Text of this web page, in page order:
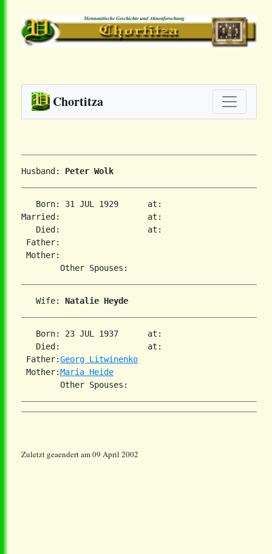
Chortitza
Husband: Peter Wolk
   Born: 31 JUL 1929      at:
Married:                  at:
   Died:                  at:
Father:
Mother:
   Wife:
Natalie Heyde
   Born: 23 JUL 1937      at:
   Died:                  at:
Father:Georg Litwinenko
Mother:Maria Heide
Zuletzt geaendert am 09 April 2002